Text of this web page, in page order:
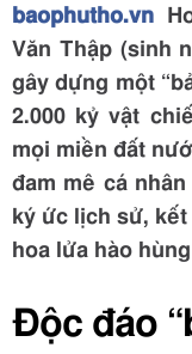
baophutho.vn
Văn Thập (sinh
gây dựng một
2.000 kỷ vật
mọi miền đất
đam mê cá
ký ức lịch sử,
hoa lửa hào
Độc đáo